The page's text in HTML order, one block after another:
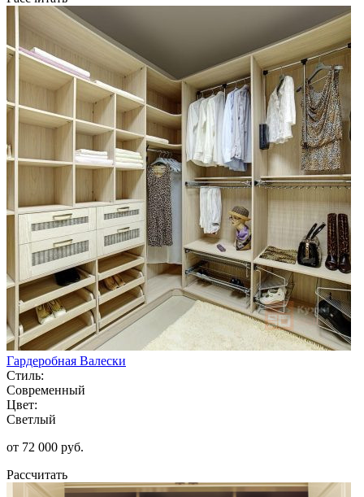
Гардеробная Валески
Стиль:
Современный
Цвет:
Светлый
от 72 000 руб.
Рассчитать